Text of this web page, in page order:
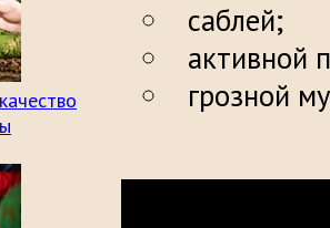
саблей;
активной
грозной